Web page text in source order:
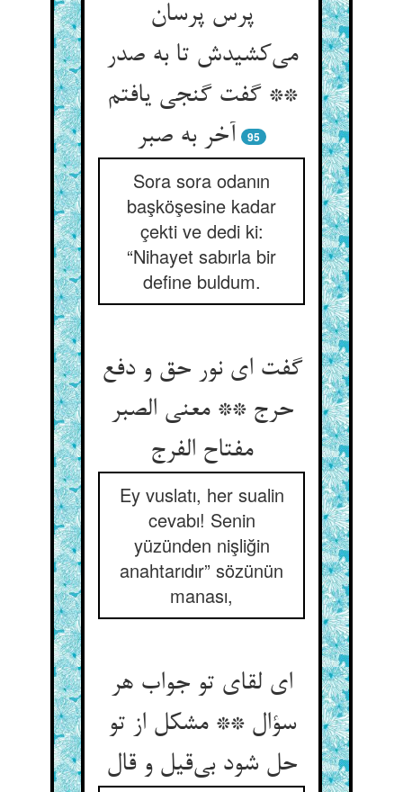
پرس پرسان
می‌‌کشیدش تا به صدر
** گفت گنجی یافتم
آخر به صبر
95
Sora sora odanın
başköşesine kadar
çekti ve dedi ki:
“Nihayet sabırla bir
define buldum.
گفت ای نور حق و دفع
حرج ** معنی الصبر
Ey vuslatı, her sualin
cevabı! Senin
yüzünden nişliğin
anahtarıdır” sözünün
manası,
ای لقای تو جواب هر
سؤال ** مشکل از تو